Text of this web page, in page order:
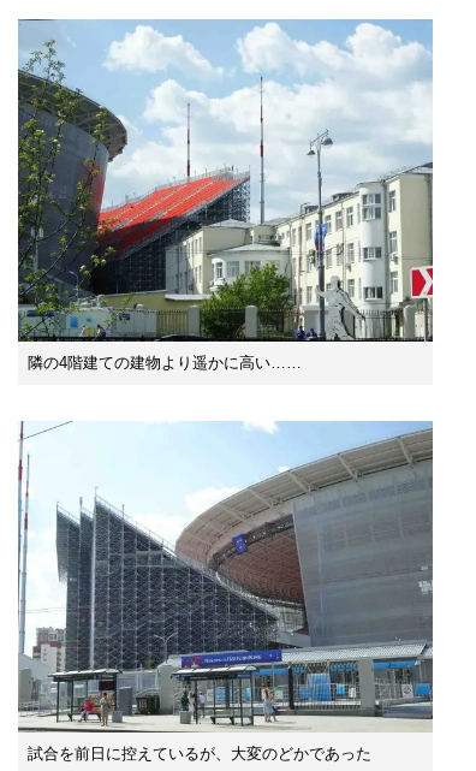
隣の4階建ての建物より遥かに高い……
試合を前日に控えているが、大変のどかであった